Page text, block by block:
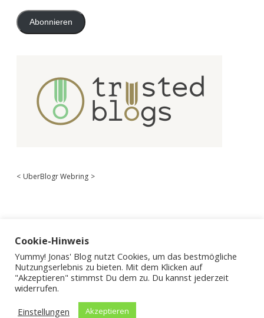
Abonnieren
< UberBlogr Webring >
Cookie-Hinweis
Yummy! Jonas' Blog nutzt Cookies, um das bestmögliche
Nutzungserlebnis zu bieten. Mit dem Klicken auf
"Akzeptieren" stimmst Du dem zu. Du kannst jederzeit
widerrufen.
Einstellungen
Akzeptieren